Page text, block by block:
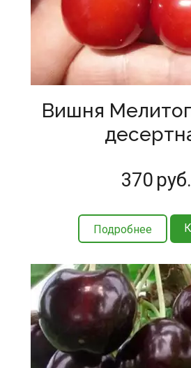
Вишня
370 руб.
Подробнее